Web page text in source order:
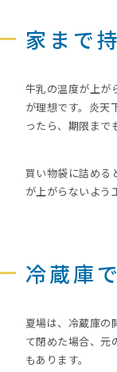
家まで
牛乳の温度が上が
が理想です。炎天
ったら、期限まで
買い物袋に詰める
が上がらないよう
冷蔵庫
夏場は、冷蔵庫の
て閉めた場合、元
もあります。